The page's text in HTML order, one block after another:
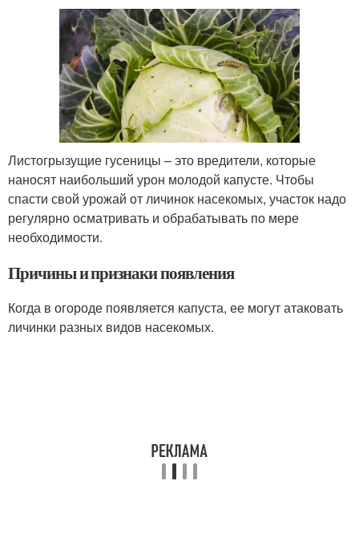
Листогрызущие гусеницы – это вредители, которые
наносят наибольший урон молодой капусте. Чтобы
спасти свой урожай от личинок насекомых, участок надо
регулярно осматривать и обрабатывать по мере
необходимости.
Причины и признаки появления
Когда в огороде появляется капуста, ее могут атаковать
личинки разных видов насекомых.